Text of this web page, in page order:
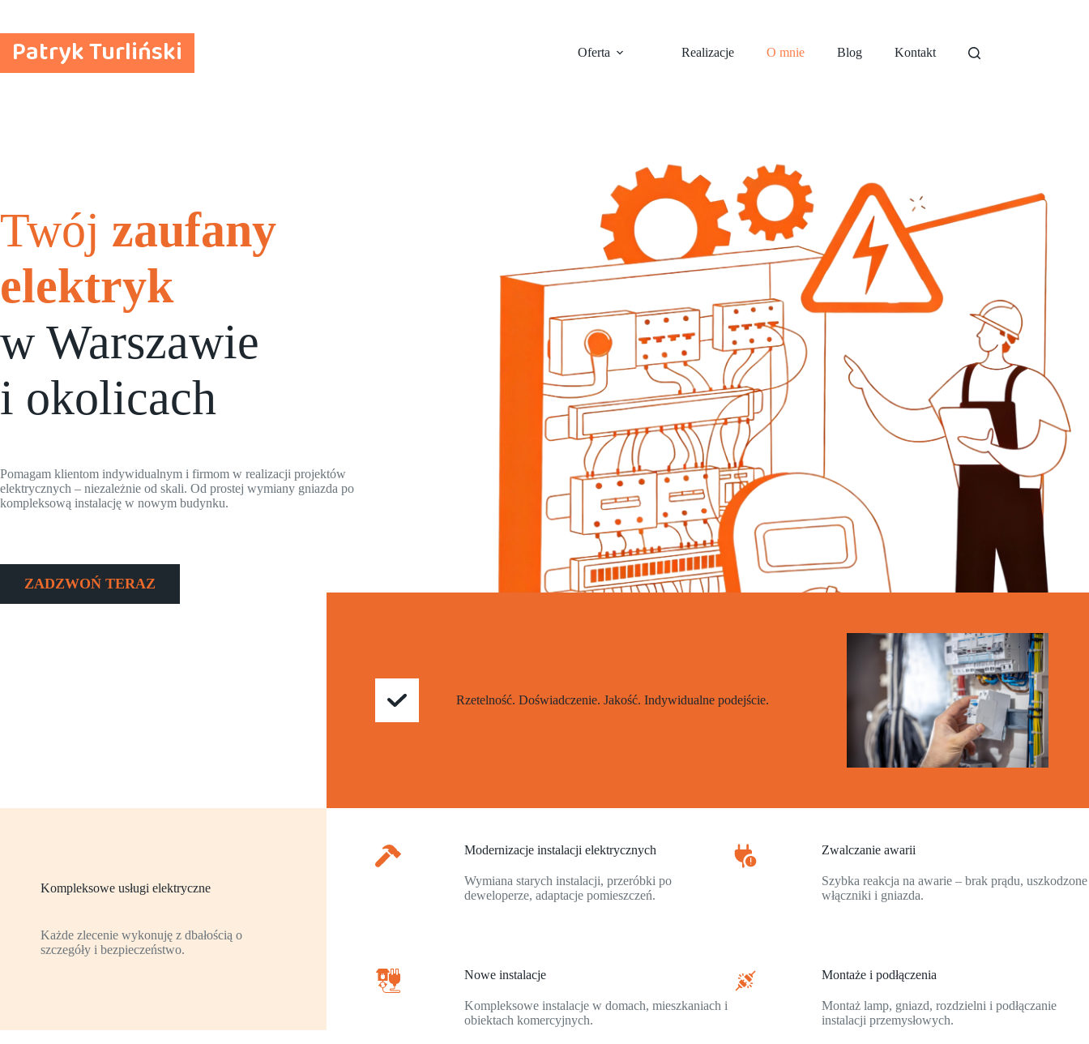
treściPatryk Turliński Oferta Realizacje O mnie Blog Kontakt
Twój zaufany
elektryk
w Warszawie
i okolicach
Pomagam klientom indywidualnym i firmom w realizacji projektów
elektrycznych – niezależnie od skali. Od prostej wymiany gniazda po
kompleksową instalację w nowym budynku.
ZADZWOŃ TERAZ
Rzetelność. Doświadczenie. Jakość. Indywidualne podejście.
Kompleksowe usługi elektryczne
Każde zlecenie wykonuję z dbałością o
szczegóły i bezpieczeństwo.
Modernizacje instalacji elektrycznych
Wymiana starych instalacji, przeróbki po
deweloperze, adaptacje pomieszczeń.
Zwalczanie awarii
Szybka reakcja na awarie – brak prądu, uszkodzone
włączniki i gniazda.
Nowe instalacje
Kompleksowe instalacje w domach, mieszkaniach i
obiektach komercyjnych.
Montaże i podłączenia
Montaż lamp, gniazd, rozdzielni i podłączanie
instalacji przemysłowych.